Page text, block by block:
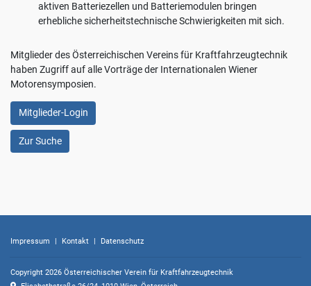
aktiven Batteriezellen und Batteriemodulen bringen
erhebliche sicherheitstechnische Schwierigkeiten mit sich.
Mitglieder des Österreichischen Vereins für Kraftfahrzeugtechnik
haben Zugriff auf alle Vorträge der Internationalen Wiener
Motorensymposien.
Mitglieder-Login
Zur Suche
Copyright 2026 Österreichischer Verein für Kraftfahrzeugtechnik
Impressum | Kontakt | Datenschutz